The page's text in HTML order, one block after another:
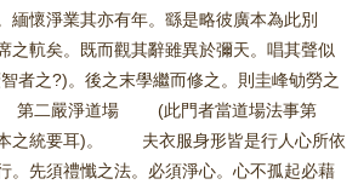
緬懷淨業其亦有年。繇是略彼廣本為此別
之䡉矣。既而觀其辭雖異於彌天。唱其聲似
者之?)。後之末學繼而修之。則圭峰劬勞之
第二嚴淨道場 (此門者當道場法事第
之統要耳)。 夫衣服身形皆是行人心所依
。先須禮懺之法。必須淨心。心不孤起必藉